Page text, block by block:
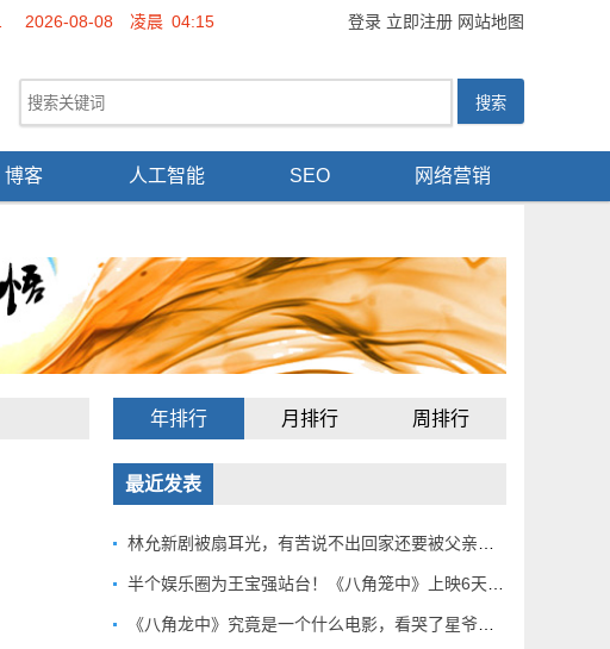
登录 立即注册 网站地图
2026-08-08 凌晨 04:15
博客 人工智能 SEO 网络营销
年排行 月排行 周排行
最近发表